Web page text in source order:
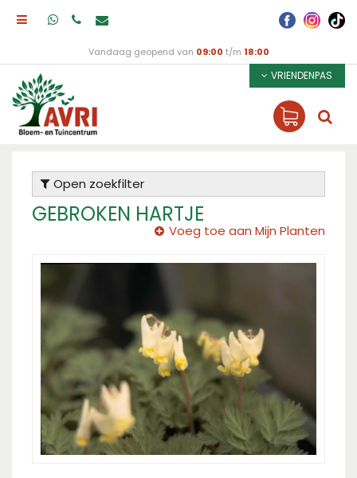
Vandaag geopend van 09:00 t/m 18:00
VRIENDENPAS
Open zoekfilter
GEBROKEN HARTJE
Voeg toe aan Mijn Planten